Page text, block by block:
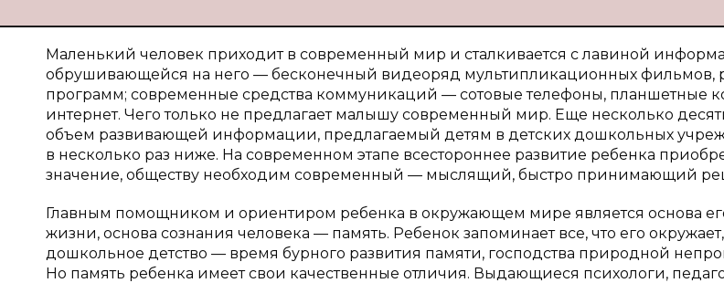
Маленький человек приходит в современный мир и сталкивается с лавиной
обрушивающейся на него — бесконечный видеоряд мультипликационных фильмов,
программ; современные средства коммуникаций — сотовые телефоны, планшетные
интернет. Чего только не предлагает малышу современный мир. Еще несколько
объем развивающей информации, предлагаемый детям в детских дошкольных
в несколько раз ниже. На современном этапе всестороннее развитие ребенка
значение, обществу необходим современный — мыслящий, быстро принимающий
Главным помощником и ориентиром ребенка в окружающем мире является основа
жизни, основа сознания человека — память. Ребенок запоминает все, что его
дошкольное детство — время бурного развития памяти, господства природной
Но память ребенка имеет свои качественные отличия. Выдающиеся психологи,